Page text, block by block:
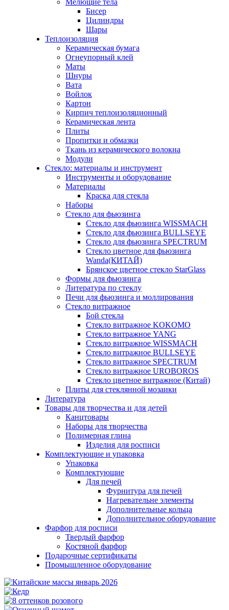
Мелющие тела
Бисер
Цилиндры
Шары
Теплоизоляция
Керамическая бумага
Огнеупорный клей
Маты
Шнуры
Вата
Войлок
Картон
Кирпич теплоизоляционный
Керамическая лента
Плиты
Пропитки и обмазки
Ткань из керамического волокна
Модули
Стекло: материалы и инструмент
Инструменты и оборудование
Материалы
Краска для стекла
Наборы
Стекло для фьюзинга
Стекло для фьюзинга WISSMACH
Стекло для фьюзинга BULLSEYE
Стекло для фьюзинга SPECTRUM
Стекло цветное для фьюзинга
Wanda(КИТАЙ)
Брянское цветное стекло StarGlass
Формы для фьюзинга
Литература по стеклу
Печи для фьюзинга и моллирования
Стекло витражное
Бой стекла
Стекло витражное KOKOMO
Стекло витражное YANG
Стекло витражное WISSMACH
Стекло витражное BULLSEYE
Стекло витражное SPECTRUM
Стекло витражное UROBOROS
Стекло цветное витражное (Китай)
Плиты для стеклянной мозаики
Литература
Товары для творчества и для детей
Канцтовары
Наборы для творчества
Полимерная глина
Изделия для росписи
Комплектующие и упаковка
Упаковка
Комплектующие
Для печей
Фурнитура для печей
Нагревательне элементы
Дополнительные кольца
Дополнительное оборудование
Фарфор для росписи
Твердый фарфор
Костяной фарфор
Подарочные сертификаты
Промышленное оборудование